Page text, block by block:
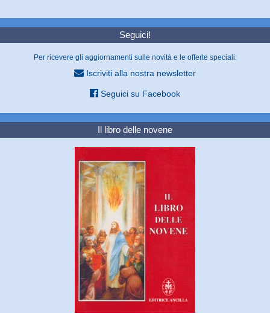
Seguici!
Per ricevere gli aggiornamenti sulle novità e le offerte speciali:
Iscriviti alla nostra newsletter
Seguici su Facebook
Il libro delle novene